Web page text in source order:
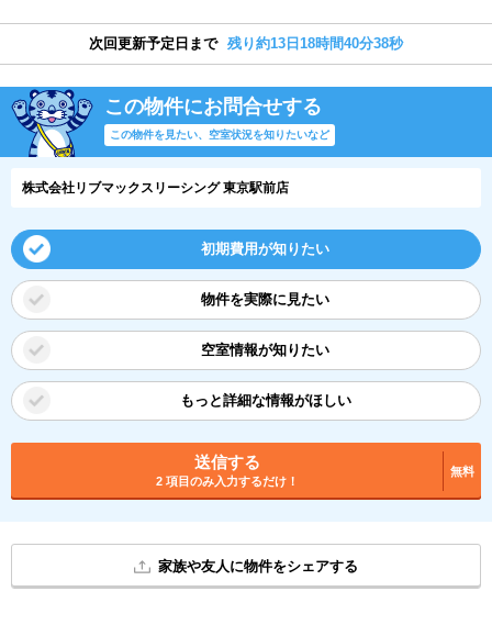
次回更新予定日まで 残り約13日18時間40分37秒
この物件にお問合せする
この物件を見たい、空室状況を知りたいなど
株式会社リブマックスリーシング 東京駅前店
初期費用が知りたい
物件を実際に見たい
空室情報が知りたい
もっと詳細な情報がほしい
送信する
2 項目のみ入力するだけ！
無料
家族や友人に物件をシェアする